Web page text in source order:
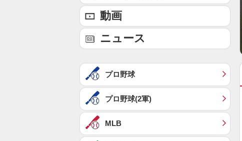
動画
ニュース
プロ野球
プロ野球(2軍)
MLB